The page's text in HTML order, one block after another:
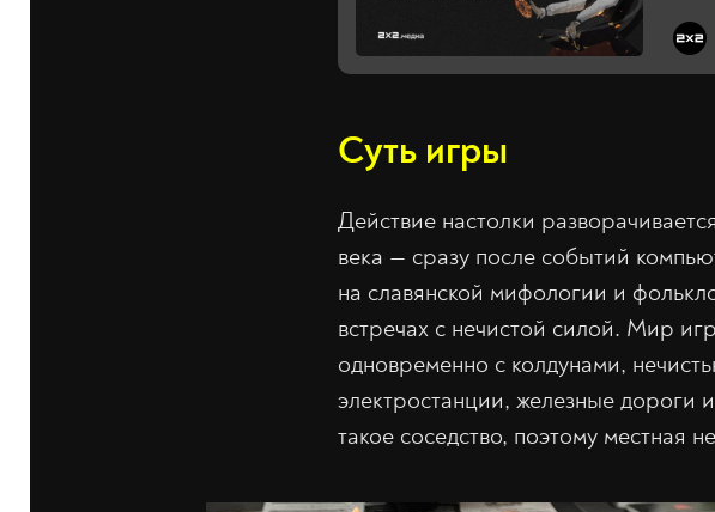
Суть игры
Действие настолки
века — сразу после событий
на славянской мифологии и
встречах с нечистой силой. Мир
одновременно с колдунами,
электростанции, железные дороги
такое соседство, поэтому местная